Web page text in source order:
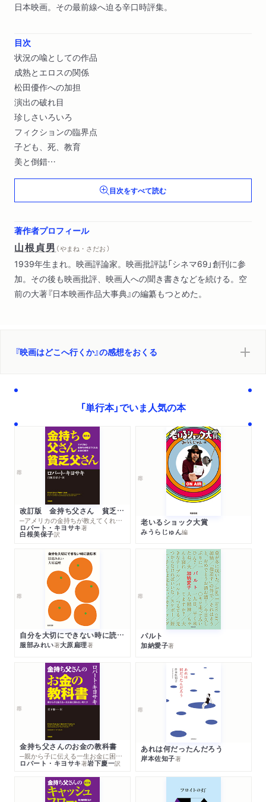
日本映画。その最前線へ迫る辛口時評集。
目次
状況の喩としての作品
成熟とエロスの関係
松田優作への加担
演出の破れ目
珍しさいろいろ
フィクションの臨界点
子ども、死、教育
美と倒錯
正体不明の面白さ
東映Ｖシネマの可能性〔ほか〕目次をすべて読む
著作者プロフィール
山根貞男 （ やまね・さだお ）
1939年生まれ。映画評論家。映画批評誌「シネマ69」創刊に参
加。その後も映画批評、映画人への聞き書きなどを続ける。空
前の大著『日本映画作品大事典』の編纂もつとめた。
『映画はどこへ行くか』の感想をおくる
「単行本」でいま人気の本
改訂版 金持ち父さん 貧乏父さん
─アメリカの金持ちが教えてくれるお金の哲学
ロバート・キヨサキ著
白根美保子訳
老いるショック大賞
みうらじゅん編
自分を大切にできない時に読む本
服部みれい著大原扁理著
パルト
加納愛子著
金持ち父さんのお金の教科書
─親から子に伝える一生お金に困らない考え方
ロバート・キヨサキ著岩下慶一訳
あれは何だったんだろう
岸本佐知子著